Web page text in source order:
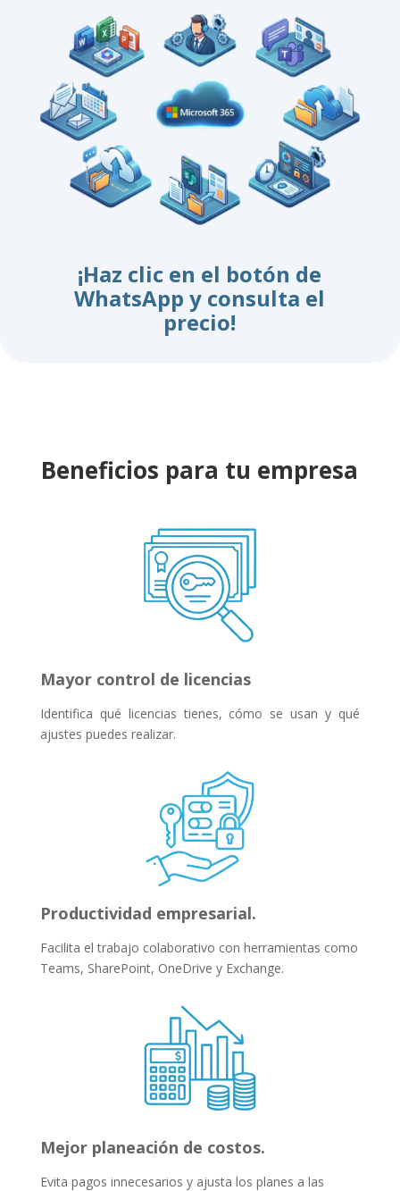
¡Haz clic en el botón de
WhatsApp y consulta el
precio!
Beneficios para tu empresa
Mayor control de licencias
Identifica qué licencias tienes, cómo se usan y qué
ajustes puedes realizar.
Productividad empresarial.
Facilita el trabajo colaborativo con herramientas como
Teams, SharePoint, OneDrive y Exchange.
Mejor planeación de costos.
Evita pagos innecesarios y ajusta los planes a las